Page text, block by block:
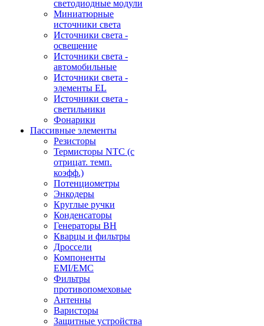
светодиодные модули
Миниатюрные
источники света
Источники света -
освещение
Источники света -
автомобильные
Источники света -
элементы EL
Источники света -
светильники
Фонарики
Пассивные элементы
Резисторы
Термисторы NTC (с
отрицат. темп.
коэфф.)
Потенциометры
Энкодеры
Круглые ручки
Конденсаторы
Генераторы ВН
Кварцы и фильтры
Дроссели
Компоненты
EMI/EMC
Фильтры
противопомеховые
Антенны
Варисторы
Защитные устройства